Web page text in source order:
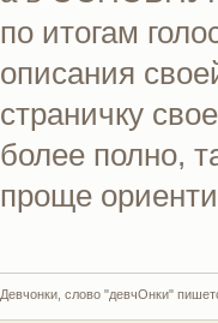
по итогам
описания
страничку
более полно,
проще
Девчонки, слово "девчОнки"